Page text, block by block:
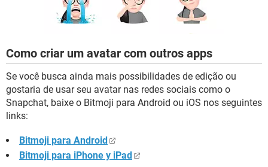
Como criar um avatar com outros apps
Se você busca ainda mais possibilidades de edição ou
gostaria de usar seu avatar nas redes sociais como o
Snapchat, baixe o Bitmoji para Android ou iOS nos seguintes
links:
Bitmoji para Android
Bitmoji para iPhone y iPad